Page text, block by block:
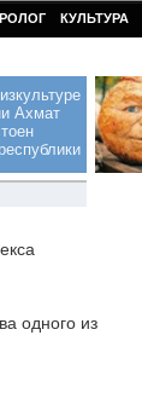
КУЛЬТУРА
Ахмат
одного из